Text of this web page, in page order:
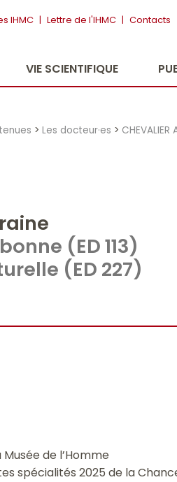
IHMC | Lettre de l'IHMC | Contacts
VIE SCIENTIFIQUE
>Les docteur·es > CHEVALIER
(ED 113)
(ED 227)
de l’Homme
spécialités 2025 de la